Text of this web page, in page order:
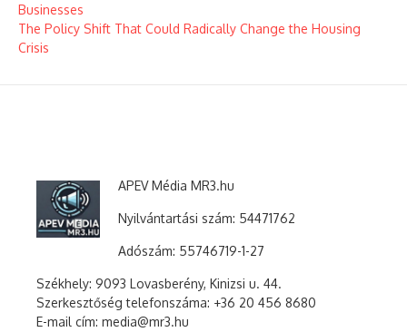
Businesses
The Policy Shift That Could Radically Change the Housing
Crisis
APEV Média MR3.hu
Nyilvántartási szám: 54471762
Adószám: 55746719-1-27
Székhely: 9093 Lovasberény, Kinizsi u. 44.
Szerkesztőség telefonszáma: +36 20 456 8680
E-mail cím: media@mr3.hu